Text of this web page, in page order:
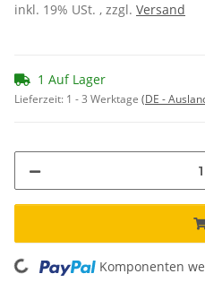
inkl. 19% USt. , zzgl. Versand
1 Auf Lager
Lieferzeit: 1 - 3 Werktage (DE -
Loading... Komponenten